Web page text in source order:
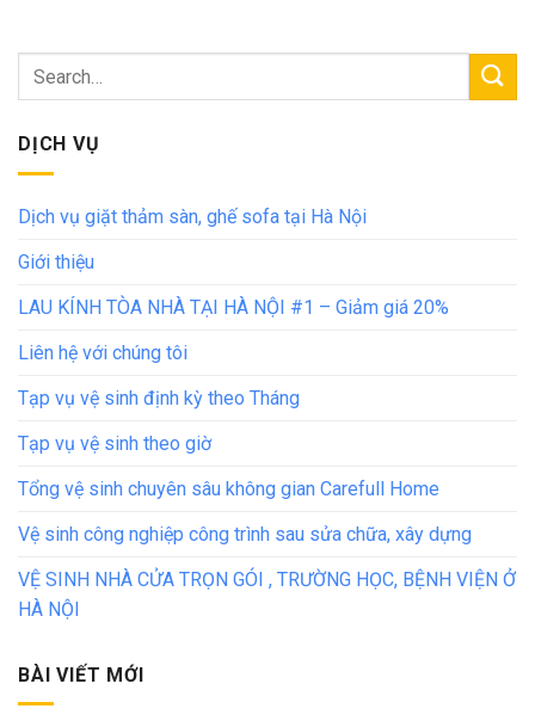
DỊCH VỤ
Dịch vụ giặt thảm sàn, ghế sofa tại Hà Nội
Giới thiệu
LAU KÍNH TÒA NHÀ TẠI HÀ NỘI #1 – Giảm giá 20%
Liên hệ với chúng tôi
Tạp vụ vệ sinh định kỳ theo Tháng
Tạp vụ vệ sinh theo giờ
Tổng vệ sinh chuyên sâu không gian Carefull Home
Vệ sinh công nghiệp công trình sau sửa chữa, xây dựng
VỆ SINH NHÀ CỬA TRỌN GÓI , TRƯỜNG HỌC, BỆNH VIỆN Ở
HÀ NỘI
BÀI VIẾT MỚI